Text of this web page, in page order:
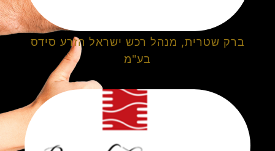
ברק שטרית, מנהל רכש ישראל הזרע סידס
בע"מ